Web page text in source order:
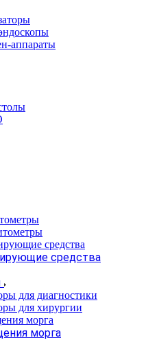
аппараты
средства
для диагностики
для хирургии
морга